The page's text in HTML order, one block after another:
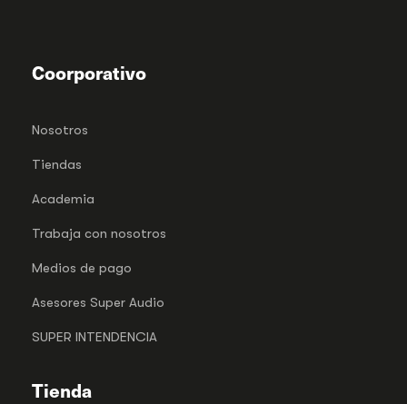
Coorporativo
Nosotros
Tiendas
Academia
Trabaja con nosotros
Medios de pago
Asesores Super Audio
SUPER INTENDENCIA
Tienda